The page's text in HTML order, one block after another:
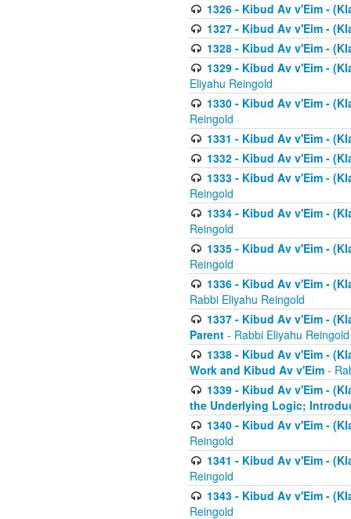
1326 - Kibud Av v'Eim -
1327 - Kibud Av v'Eim -
1328 - Kibud Av v'Eim -
1329 - Kibud Av v'Eim -
Eliyahu Reingold
1330 - Kibud Av v'Eim -
Reingold
1331 - Kibud Av v'Eim -
1332 - Kibud Av v'Eim -
1333 - Kibud Av v'Eim -
Reingold
1334 - Kibud Av v'Eim -
Reingold
1335 - Kibud Av v'Eim -
Reingold
1336 - Kibud Av v'Eim -
Rabbi Eliyahu Reingold
1337 - Kibud Av v'Eim -
Parent - Rabbi Eliyahu Reingold
1338 - Kibud Av v'Eim -
Work and Kibud Av v'Eim -
1339 - Kibud Av v'Eim -
the Underlying Logic;
1340 - Kibud Av v'Eim -
Reingold
1341 - Kibud Av v'Eim -
Reingold
1343 - Kibud Av v'Eim -
Reingold